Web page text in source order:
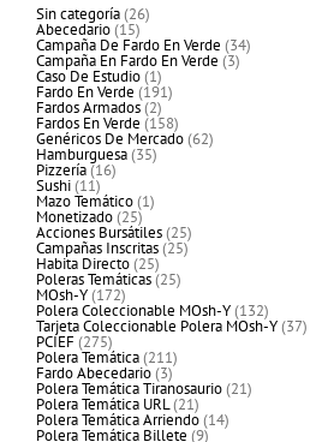
Sin categoría 2626
productos
Abecedario 1515
productos
Campaña De Fardo En Verde 3434
productos
Campaña En Fardo En Verde 33
productos
Caso De Estudio 11
producto
Fardo En Verde 191191
productos
Fardos Armados 22
productos
Fardos En Verde 158158
productos
Genéricos De Mercado 6262
productos
Hamburguesa 3535
productos
Pizzería 1616
productos
Sushi 1111
productos
Mazo Temático 11
producto
Monetizado 2525
productos
Acciones Bursátiles 2525
productos
Campañas Inscritas 2525
productos
Habita Directo 2525
productos
Poleras Temáticas 2525
productos
MOsh-Y 172172
productos
Polera Coleccionable MOsh-Y 132132
productos
Tarjeta Coleccionable Polera MOsh-Y 3737
PCIEF 275275
productos
Polera Temática 211211
productos
Fardo Abecedario 33
productos
Polera Temática Tiranosaurio 2121
productos
Polera Temática URL 2121
productos
Polera Temática Arriendo 1414
productos
Polera Temática Billete 99